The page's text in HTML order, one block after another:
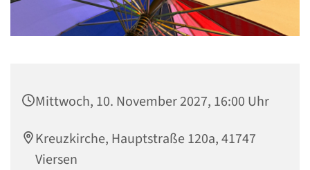
Mittwoch, 10. November 2027, 16:00 Uhr
Kreuzkirche, Hauptstraße 120a, 41747
Viersen